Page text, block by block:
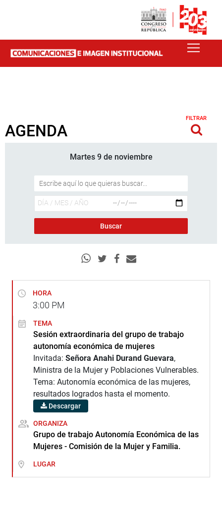
AGENDA
FILTRAR
Martes 9 de noviembre
HORA
3:00 PM
TEMA
Sesión extraordinaria del grupo de trabajo
autonomía económica de mujeres
Invitada: Señora Anahi Durand Guevara,
Ministra de la Mujer y Poblaciones Vulnerables.
Tema: Autonomía económica de las mujeres,
resultados logrados hasta el momento.
Descargar
ORGANIZA
Grupo de trabajo Autonomía Económica de las
Mujeres - Comisión de la Mujer y Familia.
LUGAR